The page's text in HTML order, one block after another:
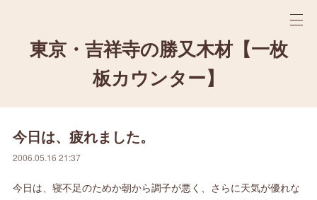
東京・吉祥寺の勝又木材【一枚
板カウンター】
今日は、疲れました。
2006.05.16 21:37
今日は、寝不足のためか朝から調子が悪く、さらに天気が優れな